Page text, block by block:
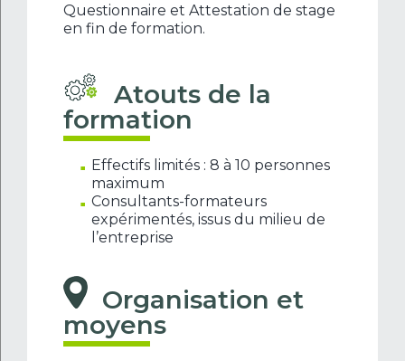
Questionnaire et Attestation de stage
en fin de formation.
Atouts de la
formation
Effectifs limités : 8 à 10 personnes
maximum
Consultants-formateurs
expérimentés, issus du milieu de
l’entreprise
Organisation et
moyens